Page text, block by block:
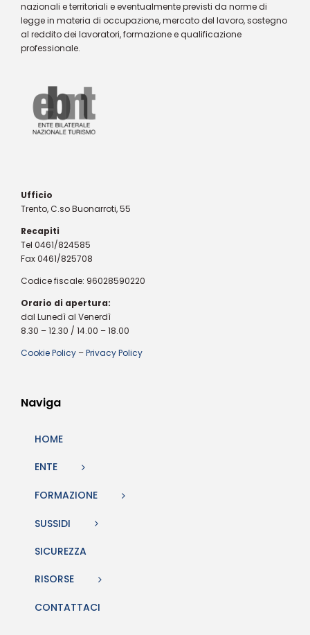
nazionali e territoriali e eventualmente previsti da norme di
legge in materia di occupazione, mercato del lavoro, sostegno
al reddito dei lavoratori, formazione e qualificazione
professionale.
Ufficio
Trento, C.so Buonarroti, 55
Recapiti
Tel 0461/824585
Fax 0461/825708
Codice fiscale: 96028590220
Orario di apertura:
dal Lunedì al Venerdì
8.30 – 12.30 / 14.00 – 18.00
Cookie Policy –Privacy Policy
Naviga
HOME
ENTE
FORMAZIONE
SUSSIDI
SICUREZZA
RISORSE
CONTATTACI